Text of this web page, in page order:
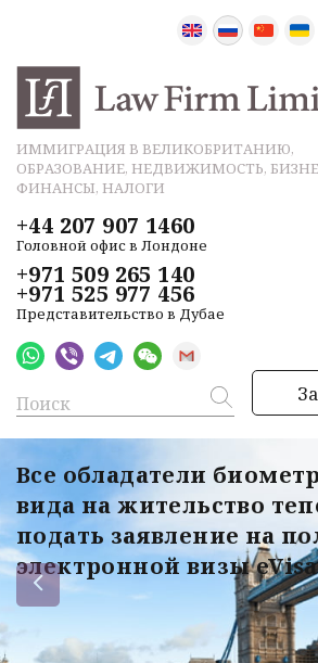
ИММИГРАЦИЯ В ВЕЛИКОБРИТАНИЮ,
ОБРАЗОВАНИЕ, НЕДВИЖИМОСТЬ,
ФИНАНСЫ, НАЛОГИ
+44 207 907 1460
Головной офис в Лондоне
+971 509 265 140
+971 525 977 456
Представительство в Дубае
Все обладатели
вида на жительство
подать заявление на
электронной визы eVisa